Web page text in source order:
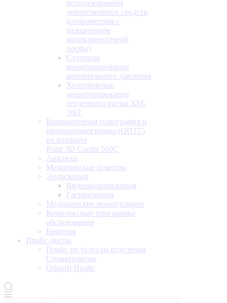
использованием
лекарственных средств
(спирометрия с
назначением
медикаментозной
пробы)
Суточное
мониторирование
артериального давления
Холтеровское
мониторирование
сердечного ритма ХМ-
ЭКГ
Компьютерная томография и
ортопантомограмма (ОПТГ)
на аппарате
Point 3D Combi 500C
Анализы
Медицинские осмотры
Эндоскопия
Видеоколоноскопия
Гастроскопия
Медицинские манипуляции
Комплексные программы
обследования
Биопсия
Прайс-листы
Прайс по услугам отделения
Стоматологии
Общий Прайс